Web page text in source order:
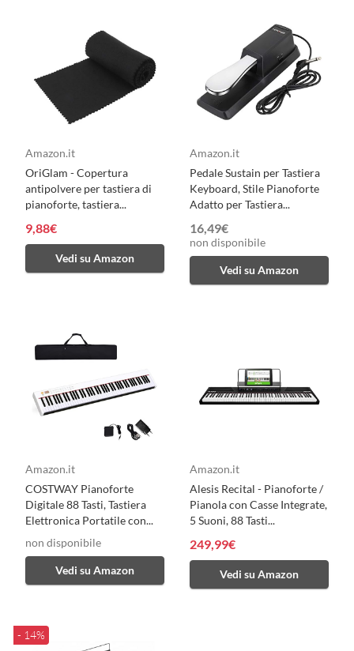
Amazon.it
OriGlam - Copertura
antipolvere per tastiera di
pianoforte, tastiera...
9,88€
Vedi su Amazon
Amazon.it
Pedale Sustain per Tastiera
Keyboard, Stile Pianoforte
Adatto per Tastiera...
16,49€
non disponibile
Vedi su Amazon
Amazon.it
COSTWAY Pianoforte
Digitale 88 Tasti, Tastiera
Elettronica Portatile con...
non disponibile
Vedi su Amazon
Amazon.it
Alesis Recital - Pianoforte /
Pianola con Casse Integrate,
5 Suoni, 88 Tasti...
249,99€
Vedi su Amazon
- 14%